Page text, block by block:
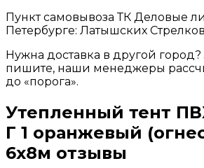
Пункт самовывоза ТК Деловые
Петербурге: Латышских
Нужна доставка в другой
пишите, наши менеджеры
до «порога».
Утепленный тент
Г 1 оранжевый
6x8м отзывы